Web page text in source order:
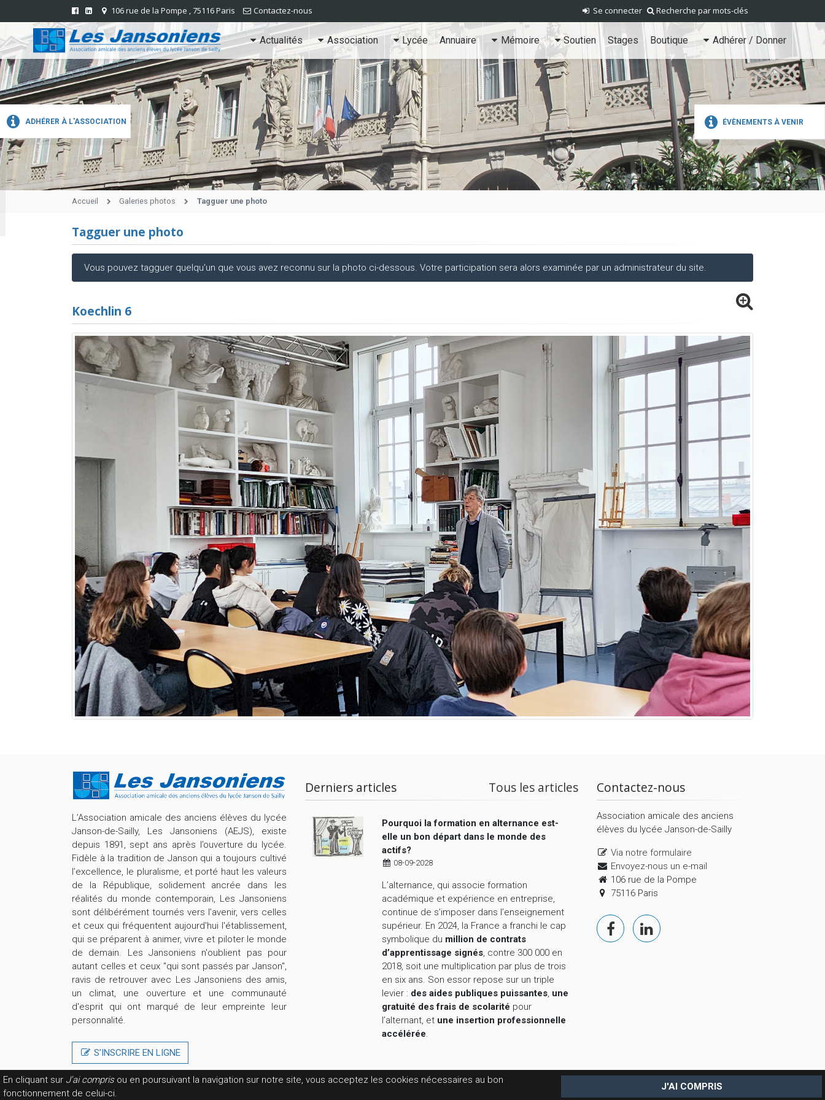
ADHÉRER À L'ASSOCIATION ÉVÈNEMENTS À VENIR
En cliquant sur J'ai comprisou en poursuivant la navigation sur notre site, vous acceptez les cookies nécessaires au bon
fonctionnement de celui-ci.
J'AI COMPRIS
Recherche par mots-clés
Se connecter
106 rue de la Pompe , 75116 Paris Contactez-nous
Actualités Association Lycée Annuaire Mémoire Soutien Stages Boutique Adhérer / Donner
Accueil Galeries photos Tagguer une photo
Tagguer une photo
Vous pouvez tagguer quelqu'un que vous avez reconnu sur la photo ci-dessous. Votre participation sera alors examinée par un administrateur du site.
Koechlin 6
L’Association amicale des anciens élèves du lycée
Janson-de-Sailly, Les Jansoniens (AEJS), existe
depuis 1891, sept ans après l’ouverture du lycée.
Fidèle à la tradition de Janson qui a toujours cultivé
l’excellence, le pluralisme, et porté haut les valeurs
de la République, solidement ancrée dans les
réalités du monde contemporain, Les Jansoniens
sont délibérément tournés vers l’avenir, vers celles
et ceux qui fréquentent aujourd'hui l'établissement,
qui se préparent à animer, vivre et piloter le monde
de demain. Les Jansoniens n'oublient pas pour
autant celles et ceux "qui sont passés par Janson",
ravis de retrouver avec Les Jansoniens des amis,
un climat, une ouverture et une communauté
d'esprit qui ont marqué de leur empreinte leur
personnalité.
S’INSCRIRE EN LIGNE
Derniers articles Tous les articles
Pourquoi la formation en alternance est-
elle un bon départ dans le monde des
actifs?
08-09-2028
L’alternance, qui associe formation
académique et expérience en entreprise,
continue de s’imposer dans l’enseignement
supérieur. En 2024, la France a franchi le cap
symbolique du million de contrats
d’apprentissage signés, contre 300 000 en
2018, soit une multiplication par plus de trois
en six ans. Son essor repose sur un triple
levier : des aides publiques puissantes, une
gratuité des frais de scolarité pour
l’alternant, et une insertion professionnelle
accélérée
Contactez-nous
Association amicale des anciens
élèves du lycée Janson-de-Sailly
Via notre formulaire
Envoyez-nous un e-mail
106 rue de la Pompe
75116 Paris